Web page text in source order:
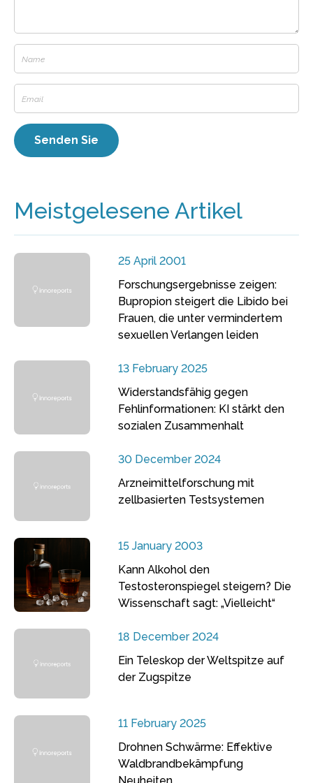
Meistgelesene Artikel
25 April 2001
Forschungsergebnisse zeigen:
Bupropion steigert die Libido bei
Frauen, die unter vermindertem
sexuellen Verlangen leiden
13 February 2025
Widerstandsfähig gegen
Fehlinformationen: KI stärkt den
sozialen Zusammenhalt
30 December 2024
Arzneimittelforschung mit
zellbasierten Testsystemen
15 January 2003
Kann Alkohol den
Testosteronspiegel steigern? Die
Wissenschaft sagt: „Vielleicht“
18 December 2024
Ein Teleskop der Weltspitze auf
der Zugspitze
11 February 2025
Drohnen Schwärme: Effektive
Waldbrandbekämpfung
Neuheiten